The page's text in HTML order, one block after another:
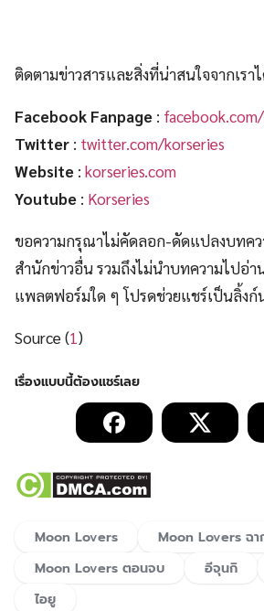
ติดตามข่าวสารและสิ่งที่น่าสนใจจากเรา
Facebook Fanpage :
Twitter : twitter.com/korseries
Website : korseries.com
Youtube : Korseries
ขอความกรุณาไม่คัดลอก-ดัดแปลงบทคว
สำนักข่าวอื่น รวมถึงไม่นำบทความไปอ่า
แพลตฟอร์มใด ๆ โปรดช่วยแชร์เป็นลิ้ง
Source (1)
Moon Lovers
Moon Lovers ฉ
Moon Lovers ตอนจบ
อีจุนกิ
ไอยู